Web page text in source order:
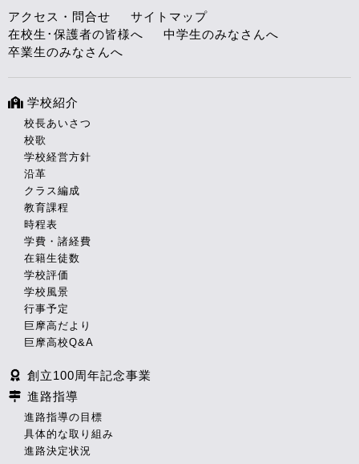
アクセス・問合せ
サイトマップ
在校生･保護者の皆様へ
中学生のみなさんへ
卒業生のみなさんへ
学校紹介
校長あいさつ
校歌
学校経営方針
沿革
クラス編成
教育課程
時程表
学費・諸経費
在籍生徒数
学校評価
学校風景
行事予定
巨摩高だより
巨摩高校Q&A
創立100周年記念事業
進路指導
進路指導の目標
具体的な取り組み
進路決定状況